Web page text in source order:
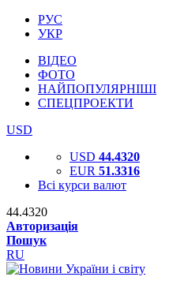
РУС
УКР
ВІДЕО
ФОТО
НАЙПОПУЛЯРНІШІ
СПЕЦПРОЕКТИ
USD
USD 44.4320
EUR 51.3316
Всі курси валют
44.4320
Авторизація
Пошук
RU